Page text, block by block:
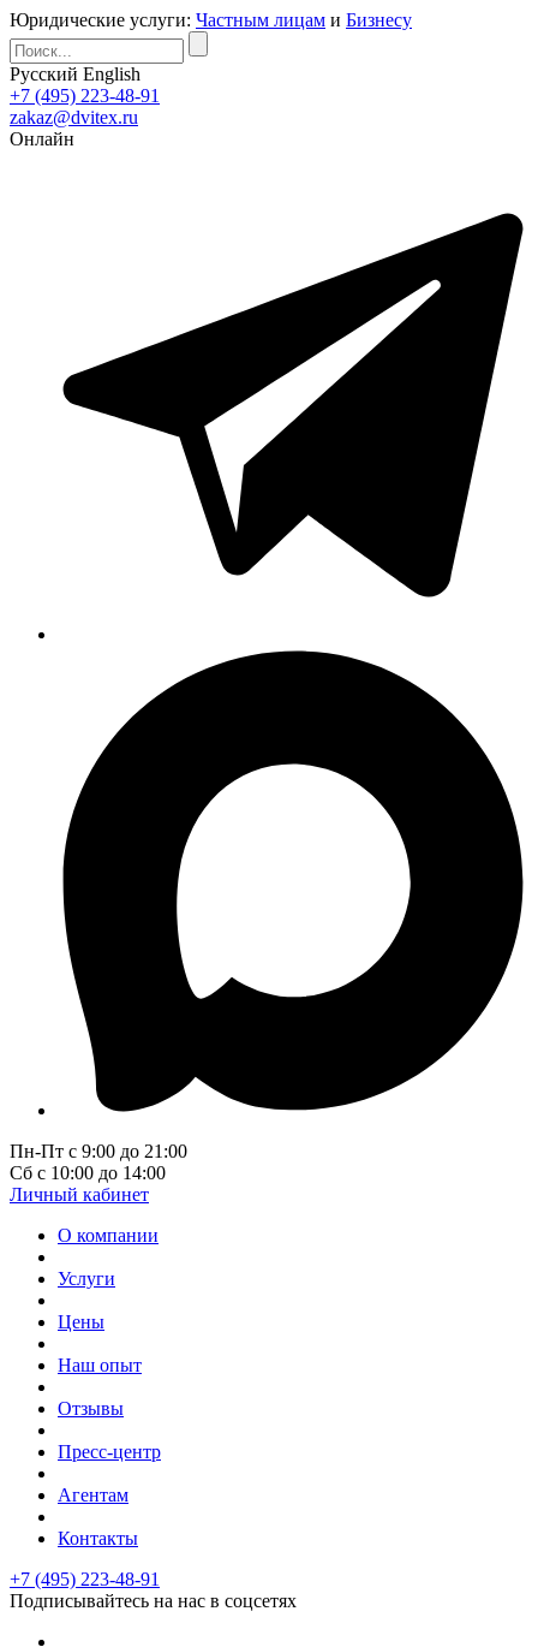
Юридические услуги: Частным лицам и Бизнесу
Русский English
+7 (495) 223-48-91
zakaz@dvitex.ru
Онлайн
Пн-Пт с 9:00 до 21:00
Сб с 10:00 до 14:00
Личный кабинет
О компании
Услуги
Цены
Наш опыт
Отзывы
Пресс-центр
Агентам
Контакты
+7 (495) 223-48-91
Подписывайтесь на нас в соцсетях